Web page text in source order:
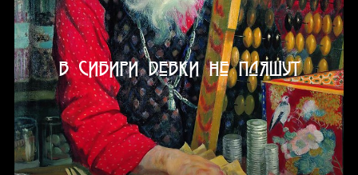
В Сибири девки не пляшут